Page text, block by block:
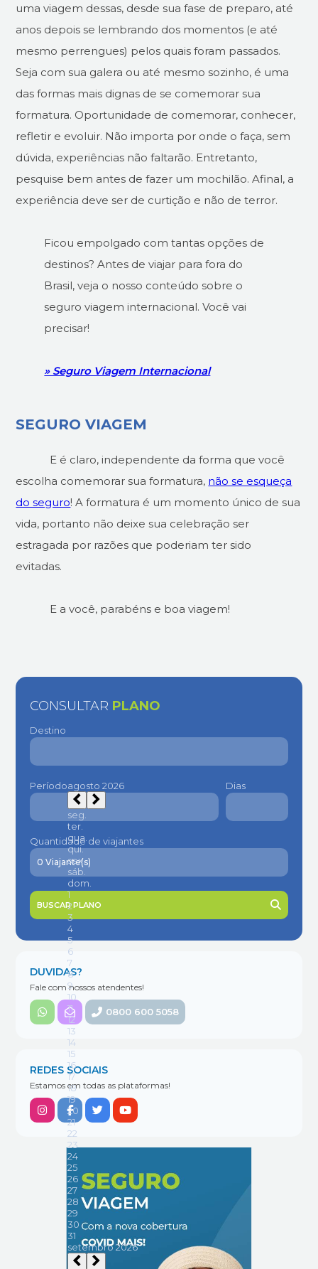
uma viagem dessas, desde sua fase de preparo, até
anos depois se lembrando dos momentos (e até
mesmo perrengues) pelos quais foram passados.
Seja com sua galera ou até mesmo sozinho, é uma
das formas mais dignas de se comemorar sua
formatura. Oportunidade de comemorar, conhecer,
refletir e evoluir. Não importa por onde o faça, sem
dúvida, experiências não faltarão. Entretanto,
pesquise bem antes de fazer um mochilão. Afinal, a
experiência deve ser de curtição e não de terror.
Ficou empolgado com tantas opções de
destinos? Antes de viajar para fora do
Brasil, veja o nosso conteúdo sobre o
seguro viagem internacional. Você vai
precisar!
» Seguro Viagem Internacional
SEGURO VIAGEM
E é claro, independente da forma que você
escolha comemorar sua formatura, não se esqueça
do seguro! A formatura é um momento único de sua
vida, portanto não deixe sua celebração ser
estragada por razões que poderiam ter sido
evitadas.
E a você, parabéns e boa viagem!
CONSULTAR PLANO
Destino
Período Dias
Quantidade de viajantes
BUSCAR PLANO
DUVIDAS?
Fale com nossos atendentes!
0800 600 5058
REDES SOCIAIS
Estamos em todas as plataformas!